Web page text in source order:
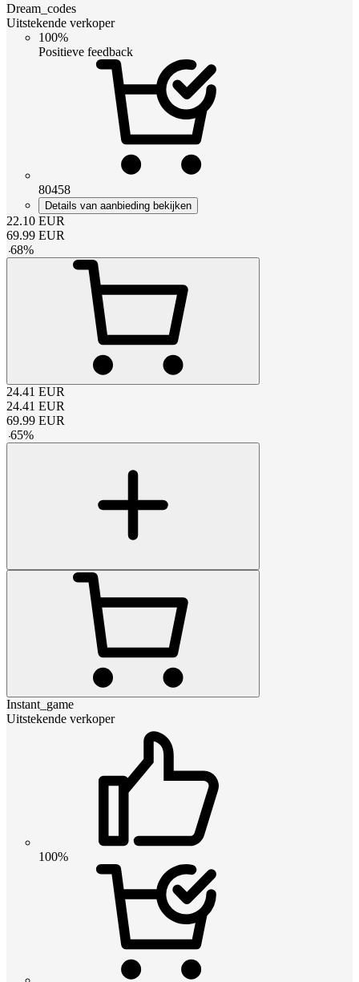
Dream_codes
Uitstekende verkoper
100%
Positieve feedback
80458
Details van aanbieding bekijken
22.10 EUR
69.99 EUR
-68%
24.41 EUR
24.41 EUR
69.99 EUR
-65%
Instant_game
Uitstekende verkoper
100%